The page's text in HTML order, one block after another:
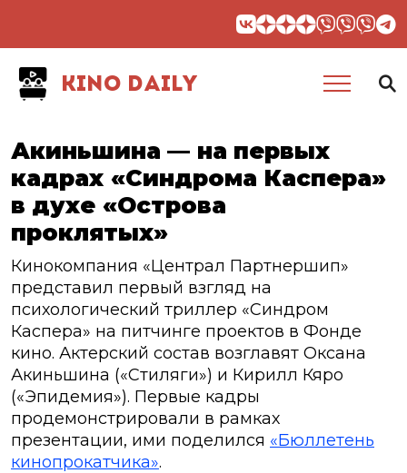
KINO DAILY
Акиньшина — на первых
кадрах «Синдрома Каспера»
в духе «Острова
проклятых»
Кинокомпания «Централ Партнершип»
представил первый взгляд на
психологический триллер «Синдром
Каспера» на питчинге проектов в Фонде
кино. Актерский состав возглавят Оксана
Акиньшина («Стиляги») и Кирилл Кяро
(«Эпидемия»). Первые кадры
продемонстрировали в рамках
презентации, ими поделился «Бюллетень
кинопрокатчика».